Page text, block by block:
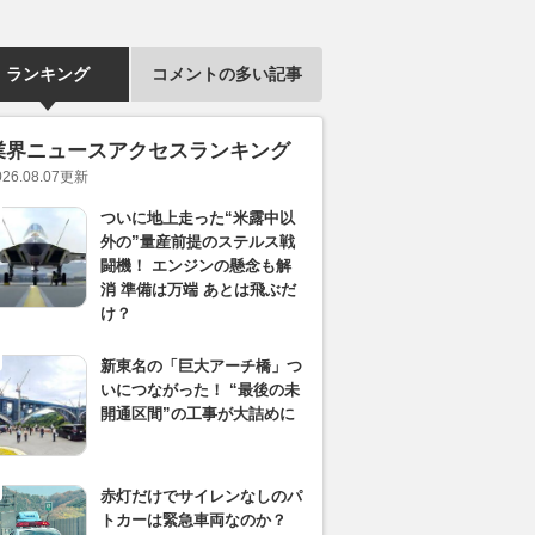
ランキング コメントの多い記事
界ニュースアクセスランキング
更新
ついに地上走った“米露中以
外の”量産前提のステルス戦
闘機！ エンジンの懸念も解
消 準備は万端 あとは飛ぶだ
け？
新東名の「巨大アーチ橋」つ
いにつながった！ “最後の未
開通区間”の工事が大詰めに
赤灯だけでサイレンなしのパ
トカーは緊急車両なのか？